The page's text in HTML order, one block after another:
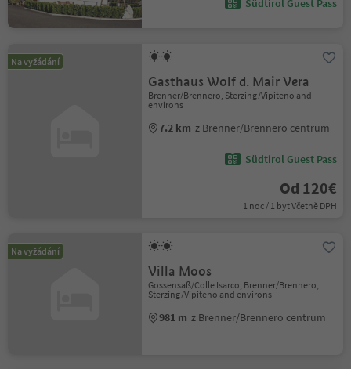
Südtirol Guest Pass
Na vyžádání
Gasthaus Wolf d. Mair Vera
Brenner/Brennero, Sterzing/Vipiteno and
environs
7.2 km z Brenner/Brennero centrum
Südtirol Guest Pass
Od 120€
1 noc / 1 byt Včetně DPH
Na vyžádání
Villa Moos
Gossensaß/Colle Isarco, Brenner/Brennero,
Sterzing/Vipiteno and environs
981 m z Brenner/Brennero centrum